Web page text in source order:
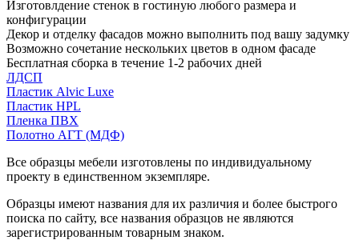
Изготовлдение стенок в гостиную любого размера и
конфигурации
Декор и отделку фасадов можно выполнить под вашу задумку
Возможно сочетание нескольких цветов в одном фасаде
Бесплатная сборка в течение 1-2 рабочих дней
ЛДСП
Пластик Alvic Luxe
Пластик HPL
Пленка ПВХ
Полотно АГТ (МДФ)
Все образцы мебели изготовлены по индивидуальному
проекту в единственном экземпляре.
Образцы имеют названия для их различия и более быстрого
поиска по сайту, все названия образцов не являются
зарегистрированным товарным знаком.